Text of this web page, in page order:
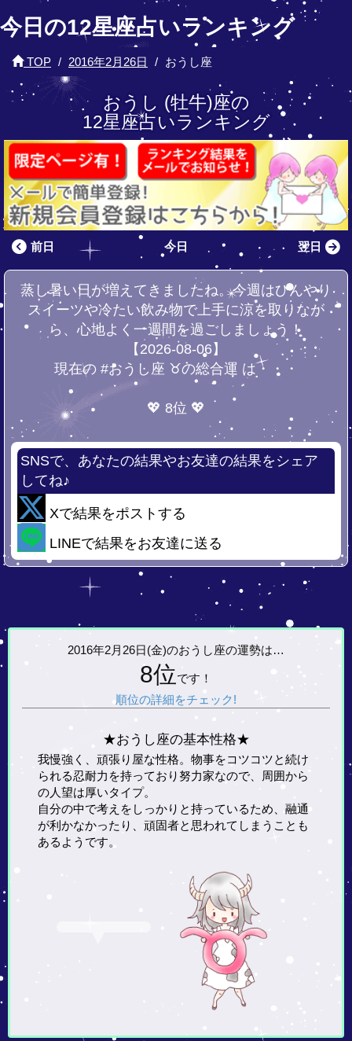
今日の12星座占いランキング
TOP 2016年2月26日 おうし座
おうし (牡牛)座の
12星座占いランキング
前日 今日 翌日
蒸し暑い日が増えてきましたね。今週はひんやり
スイーツや冷たい飲み物で上手に涼を取りなが
ら、心地よく一週間を過ごしましょう！
【2026-08-06】
現在の #おうし座 ♉の総合運 は・・・
💖 8位 💖
SNSで、あなたの結果やお友達の結果をシェア
してね♪
Xで結果をポストする
LINEで結果をお友達に送る
2016年2月26日(金)のおうし座の運勢は…
8位です！
順位の詳細をチェック!
★おうし座の基本性格★
我慢強く、頑張り屋な性格。物事をコツコツと続け
られる忍耐力を持っており努力家なので、周囲から
の人望は厚いタイプ。
自分の中で考えをしっかりと持っているため、融通
が利かなかったり、頑固者と思われてしまうことも
あるようです。